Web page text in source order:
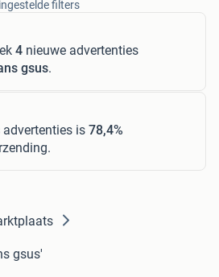
ingestelde filters
4 nieuwe advertenties
gsus.
advertenties is 78,4%
gsus'